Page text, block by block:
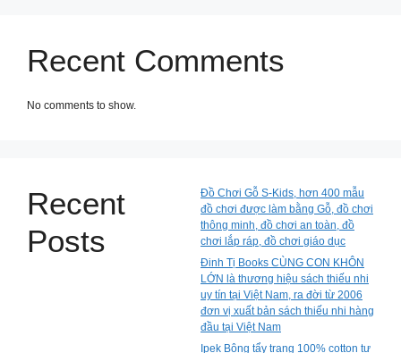
Recent Comments
No comments to show.
Recent
Posts
Đồ Chơi Gỗ S-Kids, hơn 400 mẫu
đồ chơi được làm bằng Gỗ, đồ chơi
thông minh, đồ chơi an toàn, đồ
chơi lắp ráp, đồ chơi giáo dục
Đinh Tị Books CÙNG CON KHÔN
LỚN là thương hiệu sách thiếu nhi
uy tín tại Việt Nam, ra đời từ 2006
đơn vị xuất bản sách thiếu nhi hàng
đầu tại Việt Nam
Ipek Bông tẩy trang 100% cotton tự